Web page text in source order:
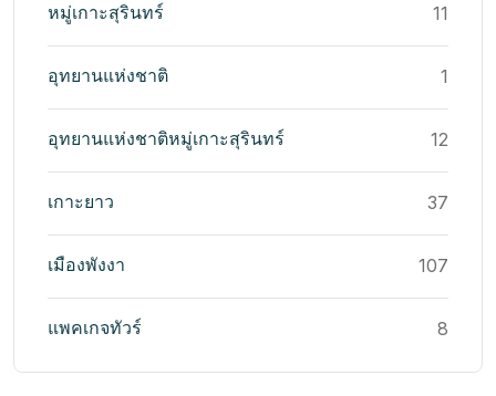
หมู่เกาะสุรินทร์ 11
อุทยานแห่งชาติ 1
อุทยานแห่งชาติหมู่เกาะสุรินทร์ 12
เกาะยาว 37
เมืองพังงา 107
แพคเกจทัวร์ 8